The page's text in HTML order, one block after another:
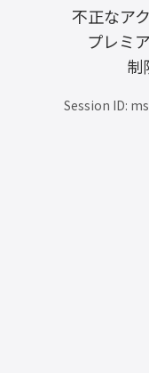
不正なア
プレミ
制
Session ID: